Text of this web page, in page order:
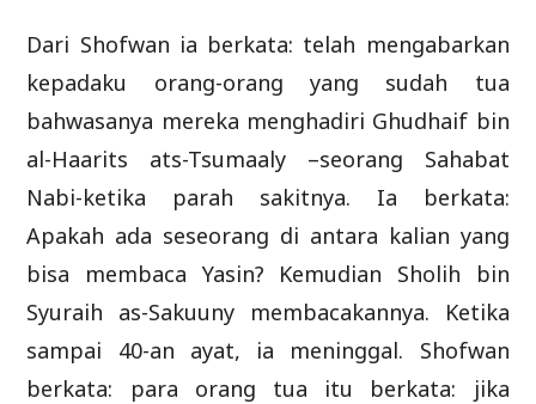
Dari Shofwan ia berkata: telah mengabarkan
kepadaku orang-orang yang sudah tua
bahwasanya mereka menghadiri Ghudhaif bin
al-Haarits ats-Tsumaaly –seorang Sahabat
Nabi-ketika parah sakitnya. Ia berkata:
Apakah ada seseorang di antara kalian yang
bisa membaca Yasin? Kemudian Sholih bin
Syuraih as-Sakuuny membacakannya. Ketika
sampai 40-an ayat, ia meninggal. Shofwan
berkata: para orang tua itu berkata: jika